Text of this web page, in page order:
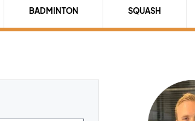
BADMINTON SQUASH